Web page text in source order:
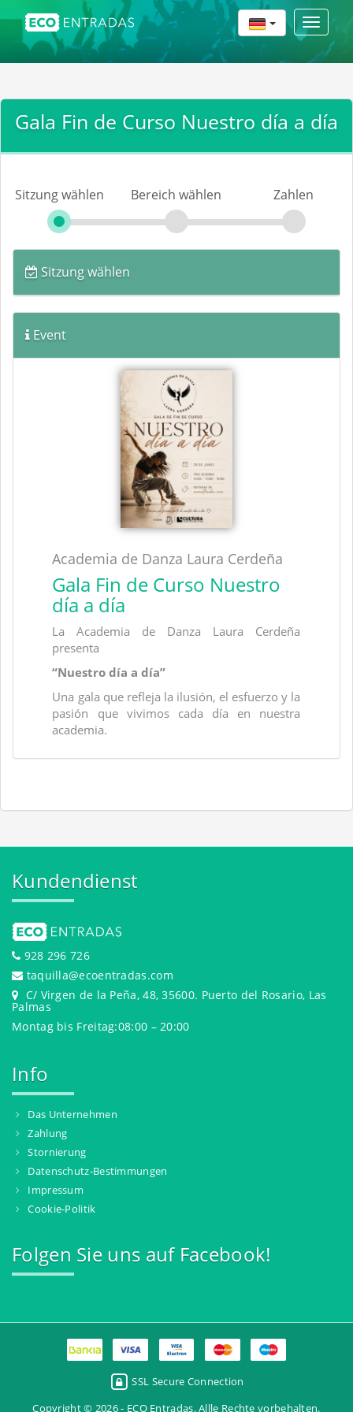
Toggle
Gala Fin de Curso Nuestro día a día
Sitzung wählen Bereich wählen Zahlen
Sitzung wählen
Event
Academia de Danza Laura Cerdeña
Gala Fin de Curso Nuestro
día a día
La Academia de Danza Laura Cerdeña
presenta
“Nuestro día a día”
Una gala que refleja la ilusión, el esfuerzo y la
pasión que vivimos cada día en nuestra
academia.
Kundendienst
928 296 726
taquilla@ecoentradas.com
C/ Virgen de la Peña, 48, 35600. Puerto del Rosario, Las
Palmas
Montag bis Freitag:08:00 – 20:00
Info
Das Unternehmen
Zahlung
Stornierung
Datenschutz-Bestimmungen
Impressum
Cookie-Politik
Folgen Sie uns auf Facebook!
SSL Secure Connection
Copyright © 2026 - ECO Entradas. Allle Rechte vorbehalten.